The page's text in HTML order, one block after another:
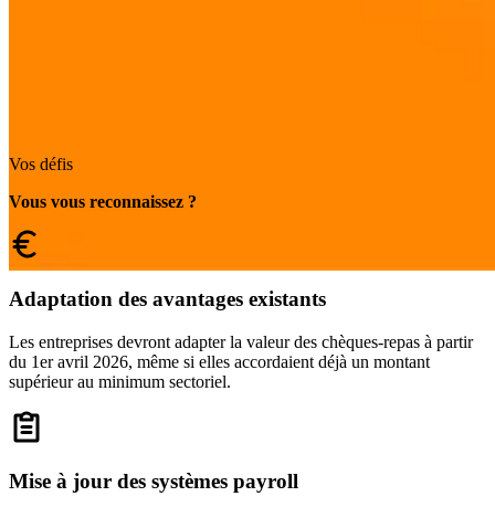
Vos défis
Vous vous reconnaissez ?
Adaptation des avantages existants
Les entreprises devront adapter la valeur des chèques-repas à partir
du 1er avril 2026, même si elles accordaient déjà un montant
supérieur au minimum sectoriel.
Mise à jour des systèmes payroll